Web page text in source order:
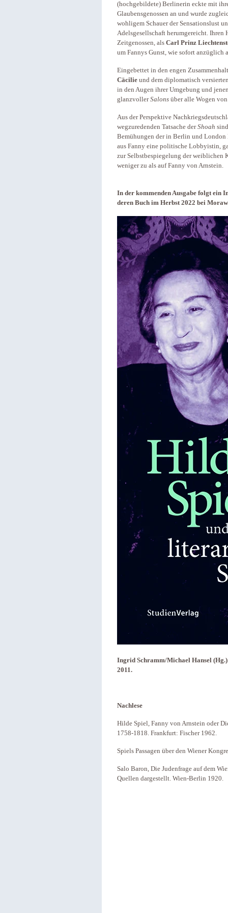
(hochgebildete) Berlinerin eckte mit
Glaubensgenossen an und wurde
wohligem Schauer der Sensationslust
Adelsgesellschaft herumgereicht.
Zeitgenossen, als Carl Prinz
um Fannys Gunst, wie sofort anzüglich
Eingebettet in den engen
Cäcilie und dem diplomatisch
in den Augen ihrer Umgebung und
glanzvollerSalons über alle Wogen
Aus der Perspektive
wegzuredenden Tatsache derShoah
Bemühungen der in Berlin und
aus Fanny eine politische Lobbyistin,
zur Selbstbespiegelung der weiblichen
weniger zu als auf Fanny von Arnstein.
In der kommenden Ausgabe folgt
deren Buch im Herbst 2022 bei
Ingrid Schramm/Michael Hansel
2011.
Nachlese
Hilde Spiel, Fanny von Arnstein oder
1758-1818. Frankfurt: Fischer 1962.
Spiels Passagen über den Wiener
Salo Baron, Die Judenfrage auf dem
Quellen dargestellt. Wien-Berlin 1920.